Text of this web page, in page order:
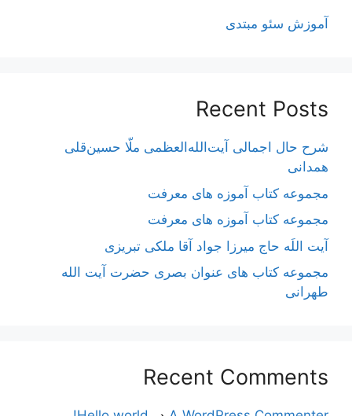
آموزش سئو مبتدی
Recent Posts
شرح حال اجمالی آیت‌الله‌العظمی ملّا حسین‌قلی
همدانی
مجموعه کتاب آموزه های معرفت
مجموعه کتاب آموزه های معرفت
آیت اللَه حاج میرزا جواد آقا ملکی تبریزی
مجموعه کتاب های عنوان بصری حضرت آیت الله
طهرانی
Recent Comments